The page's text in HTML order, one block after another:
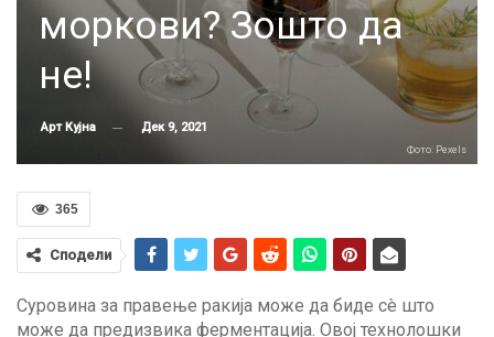
моркови? Зошто да
не!
Арт Кујна Дек 9, 2021
Фото: Pexels
365
Сподели
Суровина за правење ракија може да биде сè што
може да предизвика ферментација. Овој технолошки